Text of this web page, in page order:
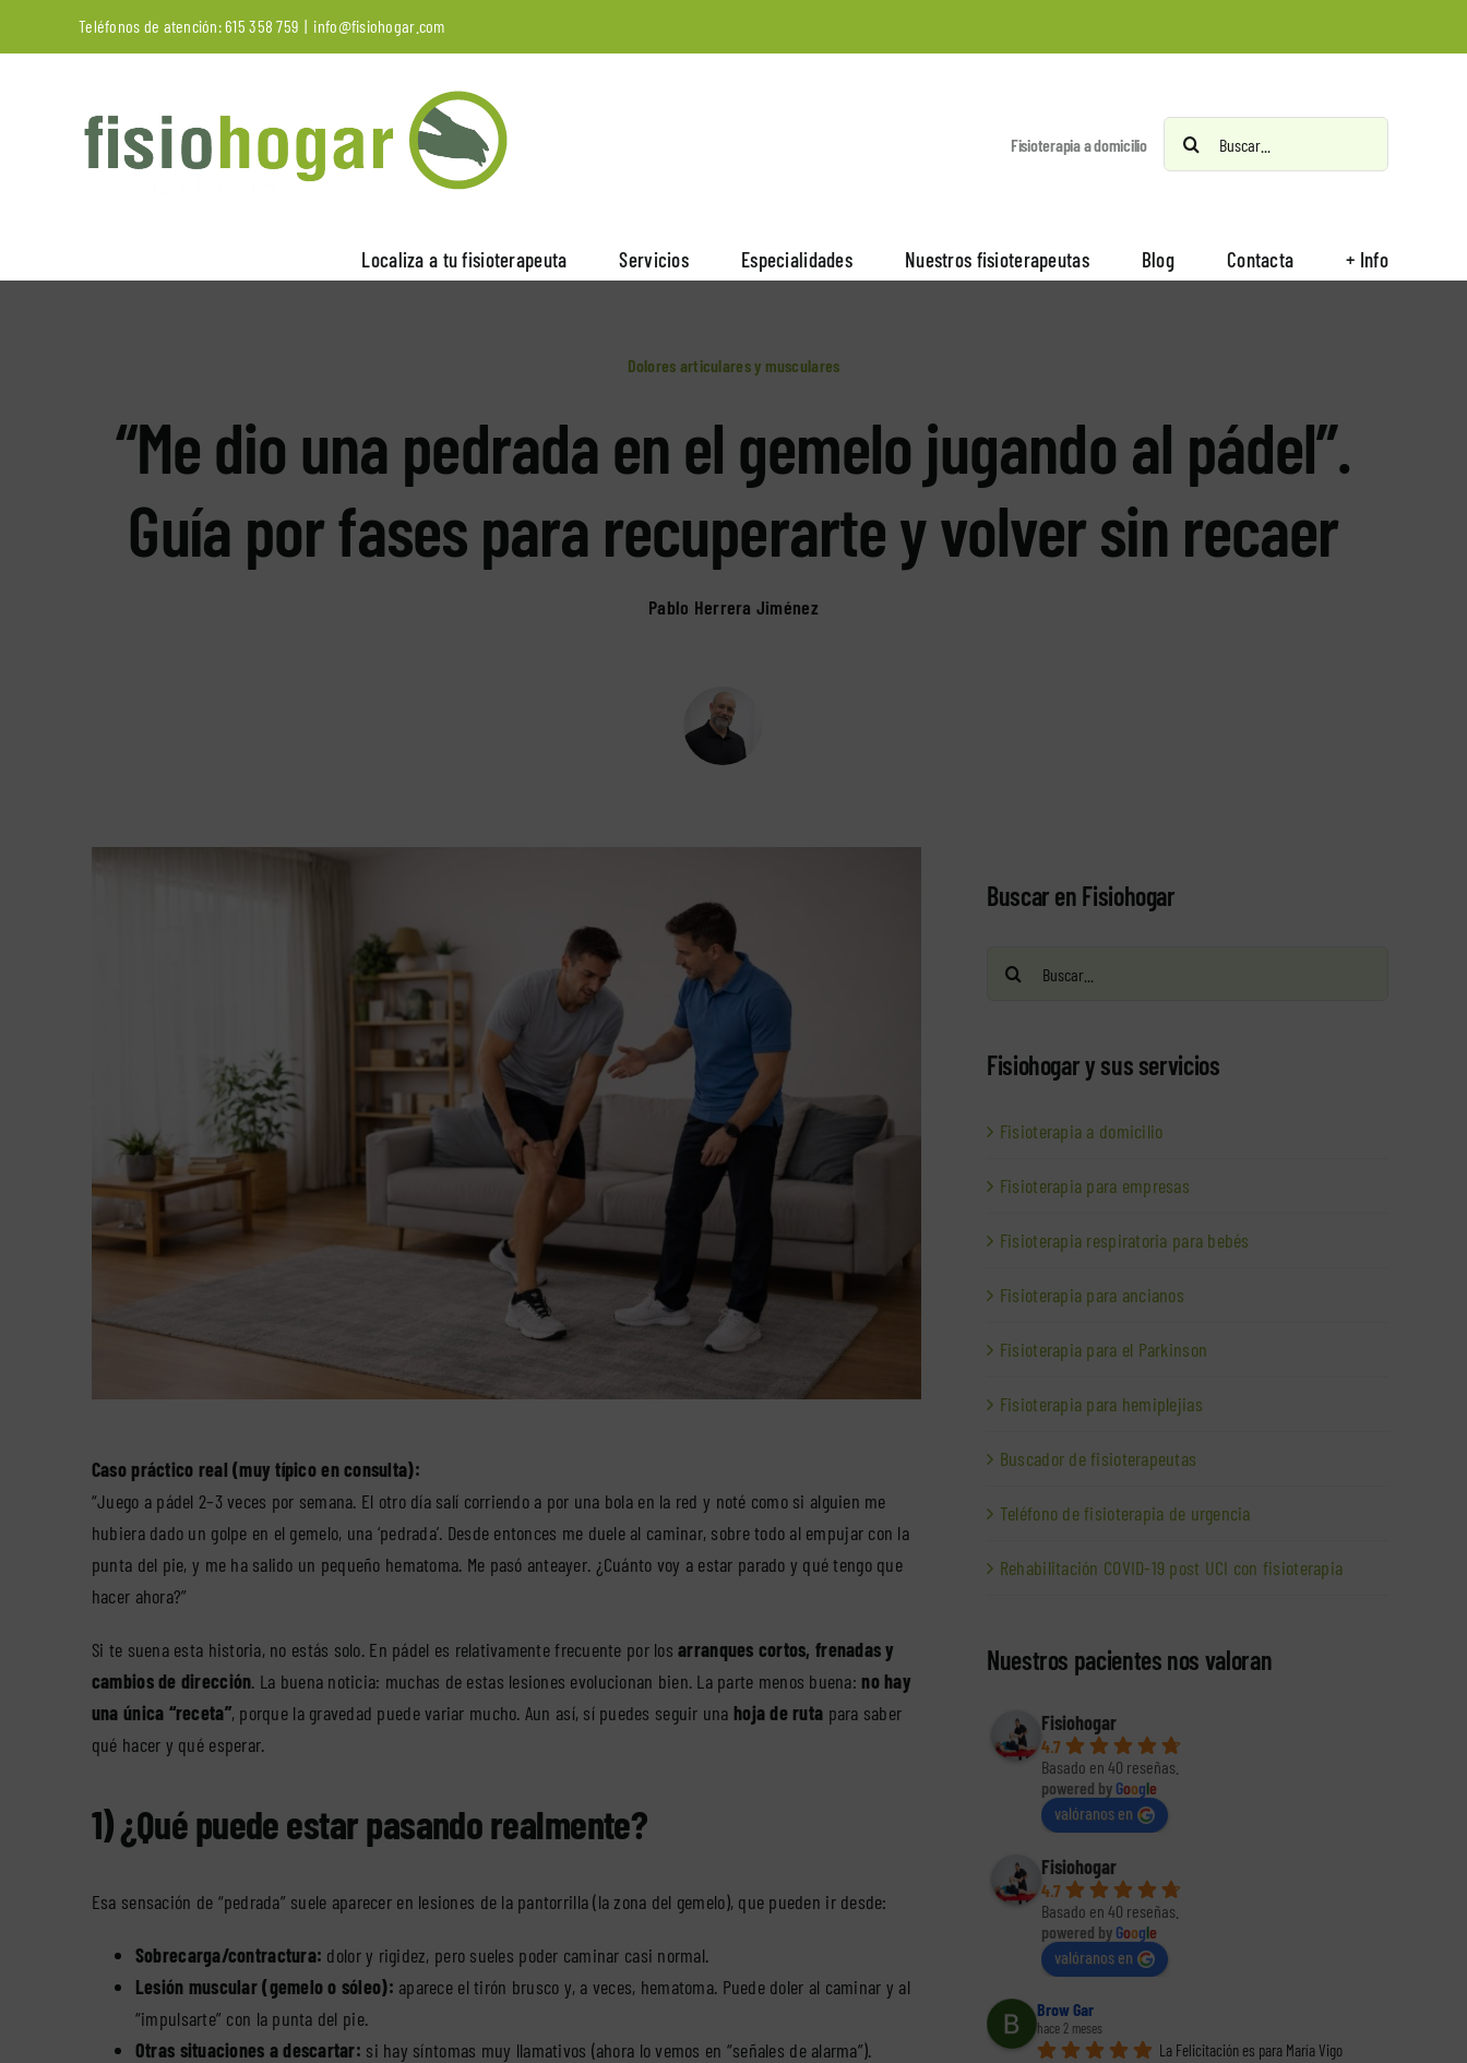
Teléfonos de atención:615 358 759 | info@fisiohogar.com
Fisioterapia a domicilio
Buscar:
Localiza a tu fisioterapeuta Servicios Especialidades Nuestros fisioterapeutas Blog Contacta + Info
Dolores articulares y musculares
“Me dio una pedrada en el gemelo jugando al pádel”.
Guía por fases para recuperarte y volver sin recaer
Pablo Herrera Jiménez
Caso práctico real (muy típico en consulta):
“Juego a pádel 2–3 veces por semana. El otro día salí corriendo a por una bola en la red y noté como si alguien me
hubiera dado un golpe en el gemelo, una ‘pedrada’. Desde entonces me duele al caminar, sobre todo al empujar con la
punta del pie, y me ha salido un pequeño hematoma. Me pasó anteayer. ¿Cuánto voy a estar parado y qué tengo que
hacer ahora?”
Si te suena esta historia, no estás solo. En pádel es relativamente frecuente por losarranques cortos, frenadas y
cambios de dirección. La buena noticia: muchas de estas lesiones evolucionan bien. La parte menos buena: no hay
una única “receta”, porque la gravedad puede variar mucho. Aun así, sí puedes seguir una hoja de ruta para saber
qué hacer y qué esperar.
1) ¿Qué puede estar pasando realmente?
Esa sensación de “pedrada” suele aparecer en lesiones de la pantorrilla (la zona del gemelo), que pueden ir desde:
Sobrecarga/contractura: dolor y rigidez, pero sueles poder caminar casi normal.
Lesión muscular (gemelo o sóleo): aparece el tirón brusco y, a veces, hematoma. Puede doler al caminar y al
“impulsarte” con la punta del pie.
Otras situaciones a descartar: si hay síntomas muy llamativos (ahora lo vemos en “señales de alarma”).
Buscar en Fisiohogar
Buscar:
Fisiohogar y sus servicios
Fisioterapia a domicilio
Fisioterapia para empresas
Fisioterapia respiratoria para bebés
Fisioterapia para ancianos
Fisioterapia para el Parkinson
Fisioterapia para hemiplejias
Buscador de fisioterapeutas
Teléfono de fisioterapia de urgencia
Rehabilitación COVID-19 post UCI con fisioterapia
Nuestros pacientes nos valoran
Fisiohogar
4.7
Basado en 40 reseñas.
powered by Google
valóranos en
Fisiohogar
4.7
Basado en 40 reseñas.
powered by Google
valóranos en
Brow Gar
hace 2 meses
La Felicitación es para María Vigo